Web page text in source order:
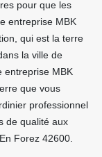
pour que les
entreprise MBK
qui est la terre
la ville de
entreprise MBK
que vous
professionnel
de qualité aux
Forez 42600.